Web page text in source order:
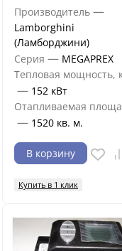
Производитель —
Lamborghini
(Ламборджини)
Серия — MEGAPREX
Тепловая мощность,
— 152 кВт
Отапливаемая
— 1520 кв. м.
В корзину
Купить в 1 клик